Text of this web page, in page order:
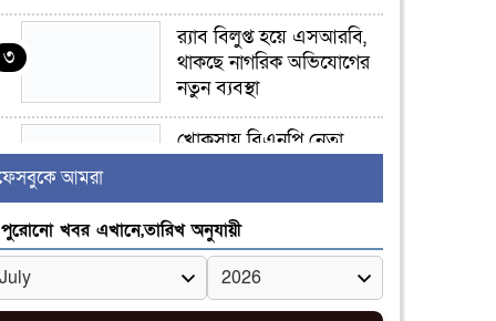
৩
র‍্যাব বিলুপ্ত হয়ে এসআরবি,
থাকছে নাগরিক অভিযোগের
নতুন ব্যবস্থা
৪
খোকসায় বিএনপি নেতা
৫
সাঈদীর ছবিতে জুতা
নিক্ষেপকারীরা ‘জারজ
সন্তান’: আমির হামজা
আমরা
পুরোনো খবর এখানে,তারিখ অনুযায়ী